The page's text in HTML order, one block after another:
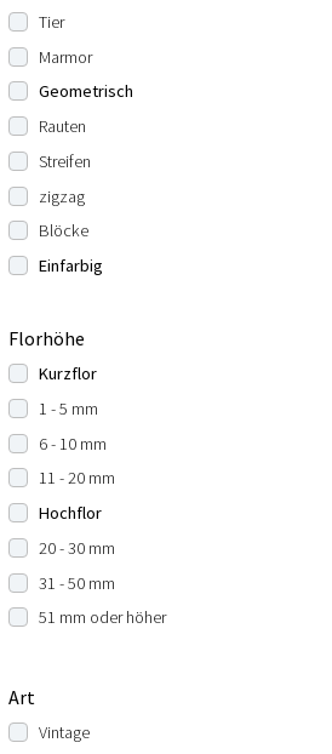
Tier
Marmor
Geometrisch
Rauten
Streifen
zigzag
Blöcke
Einfarbig
Florhöhe
Kurzflor
1 - 5 mm
6 - 10 mm
11 - 20 mm
Hochflor
20 - 30 mm
31 - 50 mm
51 mm oder höher
Art
Vintage